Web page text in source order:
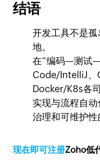
结语
开发工具不是
地。
在“编码—测试
Code/IntelliJ、
Docker/K8s各
实现与流程自
治理和可维护性
现在即可注册Zoho低